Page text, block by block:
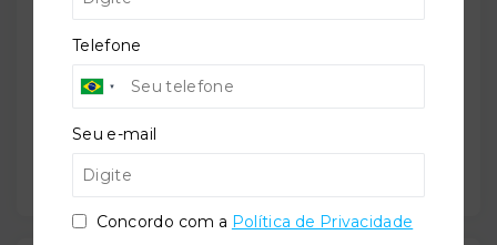
−
Telefone
Seu e-mail
Concordo com a Política de Privacidade